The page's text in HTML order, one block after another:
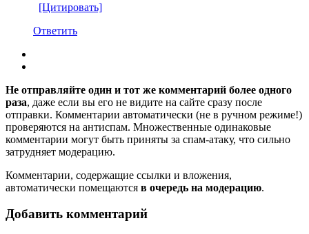
[Цитировать]
Ответить
Не отправляйте один и тот же комментарий более одного
раза, даже если вы его не видите на сайте сразу после
отправки. Комментарии автоматически (не в ручном режиме!)
проверяются на антиспам. Множественные одинаковые
комментарии могут быть приняты за спам-атаку, что сильно
затрудняет модерацию.
Комментарии, содержащие ссылки и вложения,
автоматически помещаются в очередь на модерацию.
Добавить комментарий